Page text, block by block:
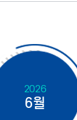
2026
6월